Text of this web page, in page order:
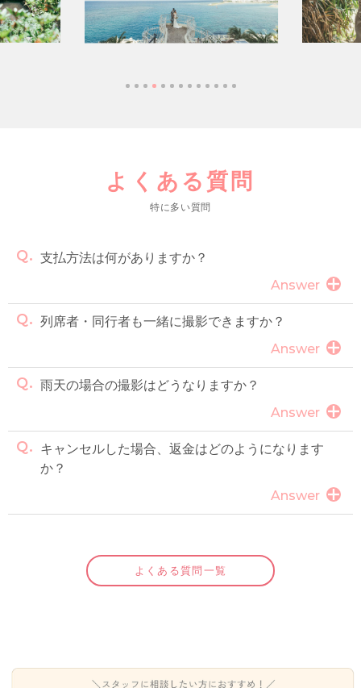
よくある質問
特に多い質問
支払方法は何がありますか？
Answer
列席者・同行者も一緒に撮影できますか？
Answer
雨天の場合の撮影はどうなりますか？
Answer
キャンセルした場合、返金はどのようになります
か？
Answer
よくある質問一覧